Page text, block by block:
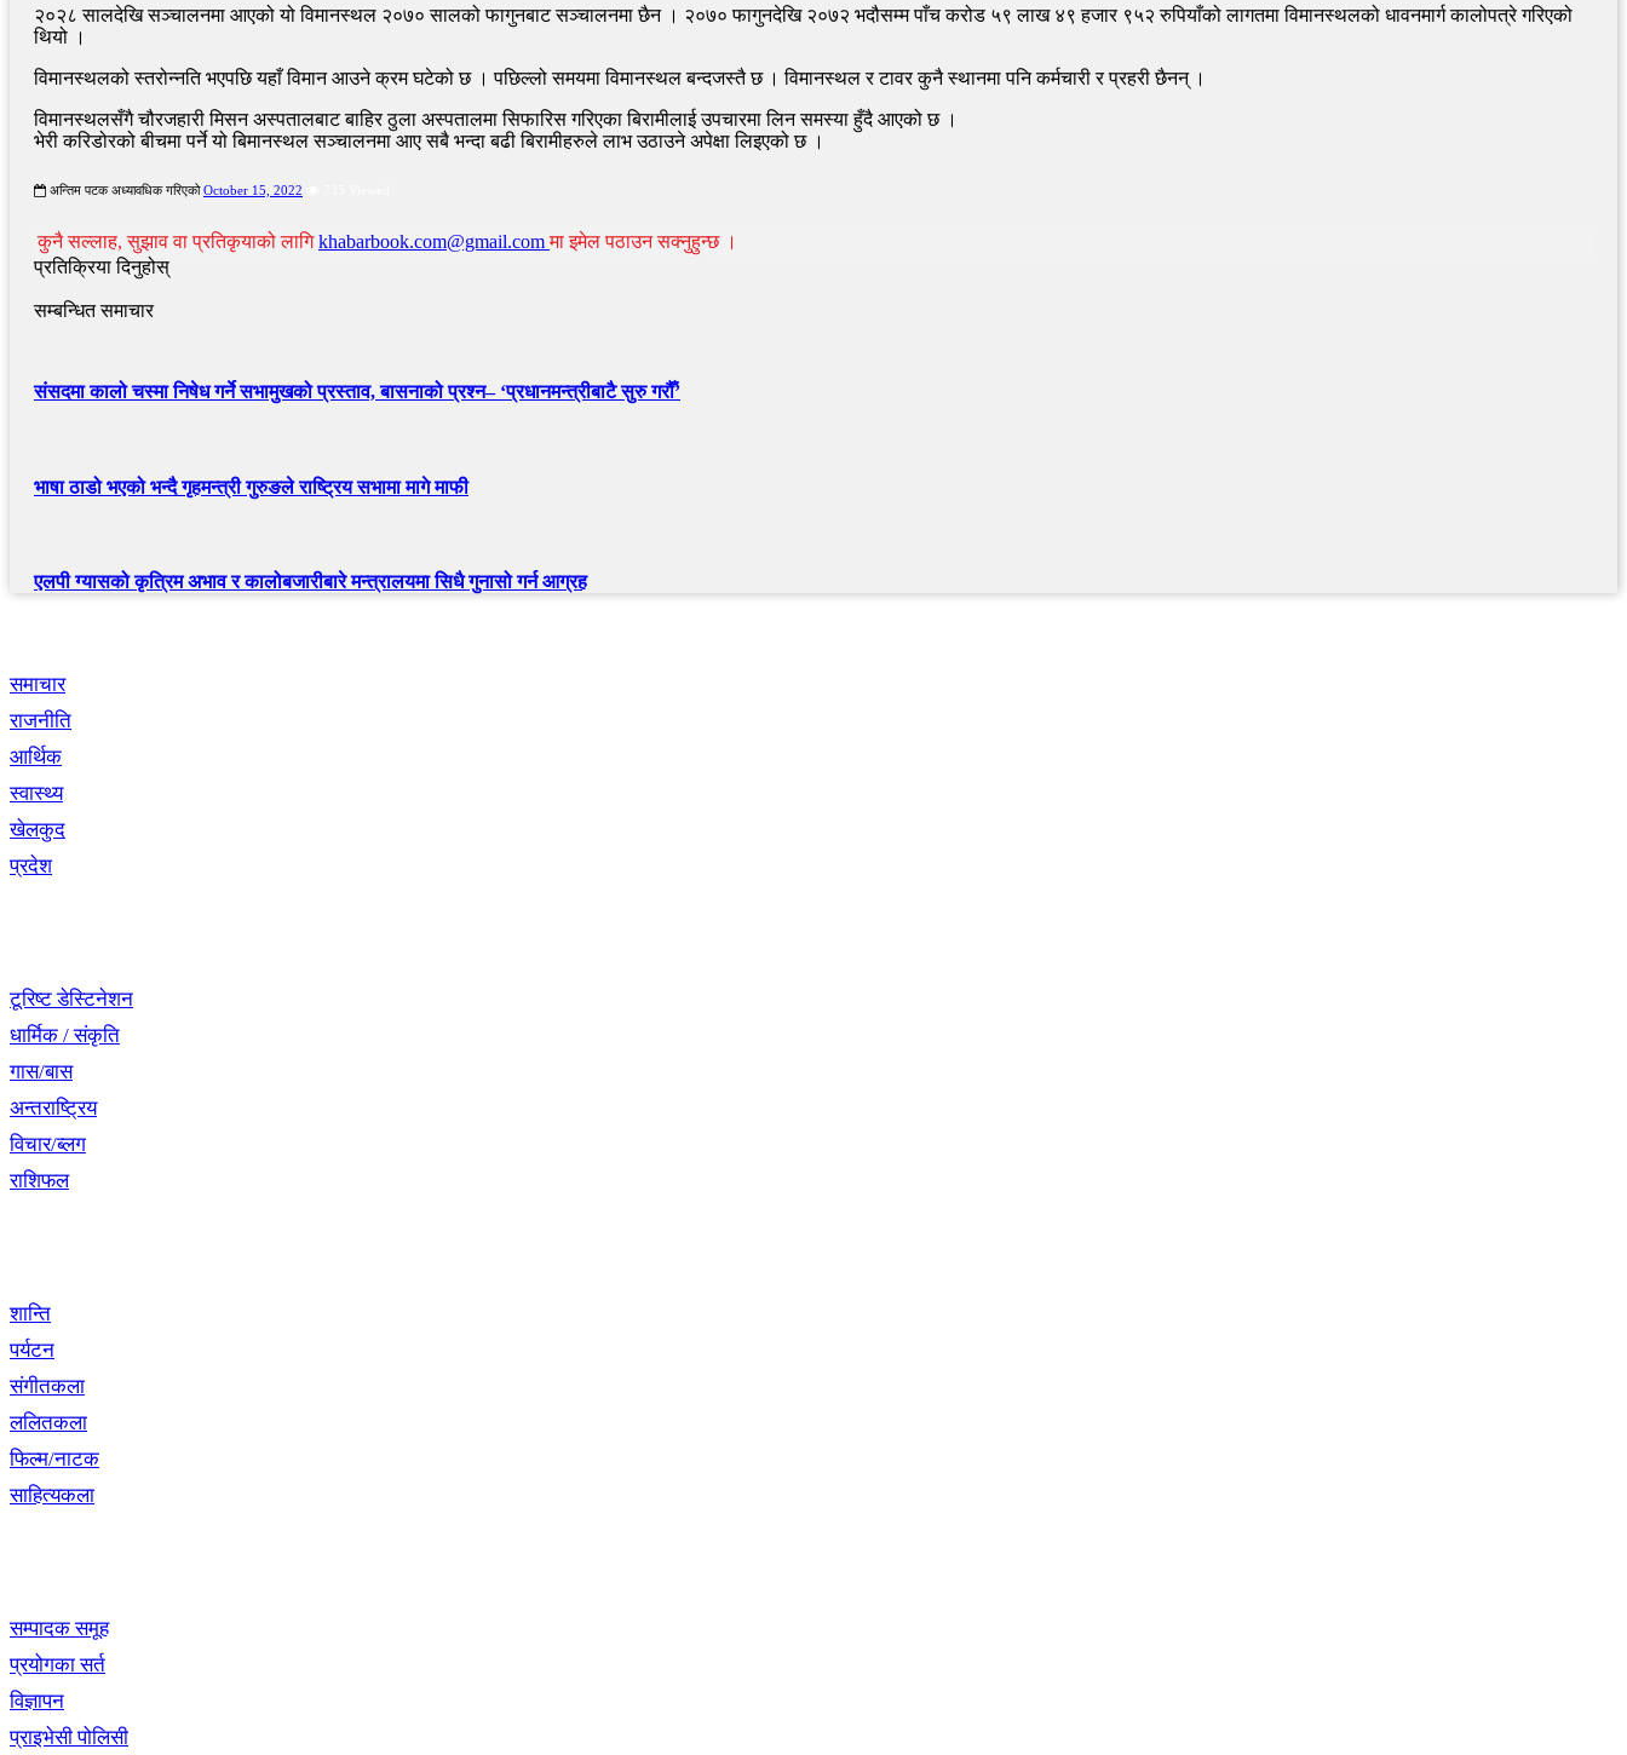
२०२८ सालदेखि सञ्चालनमा आएको यो विमानस्थल २०७० सालको फागुनबाट सञ्चालनमा छैन । २०७० फागुनदेखि २०७२ भदौसम्म पाँच करोड ५९ लाख ४९ हजार ९५२ रुपियाँको लागतमा विमानस्थलको धावनमार्ग कालोपत्रे गरिएको
थियो ।
विमानस्थलको स्तरोन्नति भएपछि यहाँ विमान आउने क्रम घटेको छ । पछिल्लो समयमा विमानस्थल बन्दजस्तै छ । विमानस्थल र टावर कुनै स्थानमा पनि कर्मचारी र प्रहरी छैनन् ।
विमानस्थलसँगै चौरजहारी मिसन अस्पतालबाट बाहिर ठुला अस्पतालमा सिफारिस गरिएका बिरामीलाई उपचारमा लिन समस्या हुँदै आएको छ ।
भेरी करिडोरको बीचमा पर्ने यो बिमानस्थल सञ्चालनमा आए सबै भन्दा बढी बिरामीहरुले लाभ उठाउने अपेक्षा लिइएको छ ।
अन्तिम पटक अध्यावधिक गरिएको October 15, 2022
कुनै सल्लाह, सुझाव वा प्रतिकृयाको लागिkhabarbook.com@gmail.comमा इमेल पठाउन सक्नुहुन्छ ।
प्रतिक्रिया दिनुहोस्
सम्बन्धित समाचार
संसदमा कालो चस्मा निषेध गर्ने सभामुखको प्रस्ताव, बासनाको प्रश्न– ‘प्रधानमन्त्रीबाटै सुरु गरौँ’
भाषा ठाडो भएको भन्दै गृहमन्त्री गुरुङले राष्ट्रिय सभामा मागे माफी
एलपी ग्यासको कृत्रिम अभाव र कालोबजारीबारे मन्त्रालयमा सिधै गुनासो गर्न आग्रह
समाचार
राजनीति
आर्थिक
स्वास्थ्य
खेलकुद
प्रदेश
टूरिष्ट डेस्टिनेशन
धार्मिक / संकृति
गास/बास
अन्तराष्ट्रिय
विचार/ब्लग
राशिफल
शान्ति
पर्यटन
संगीतकला
ललितकला
फिल्म/नाटक
साहित्यकला
सम्पादक समूह
प्रयोगका सर्त
विज्ञापन
प्राइभेसी पोलिसी